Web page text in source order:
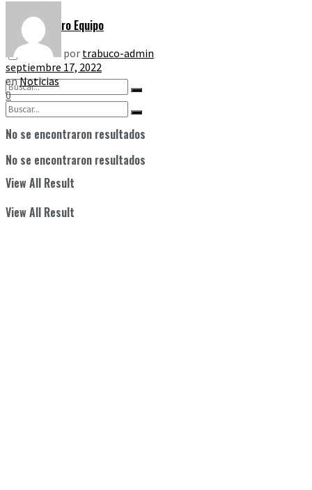
No se encontraron resultados
View All Result
Nuestro Equipo
No se encontraron resultados
View All Result
por trabuco-admin
septiembre 17, 2022
enNoticias
0